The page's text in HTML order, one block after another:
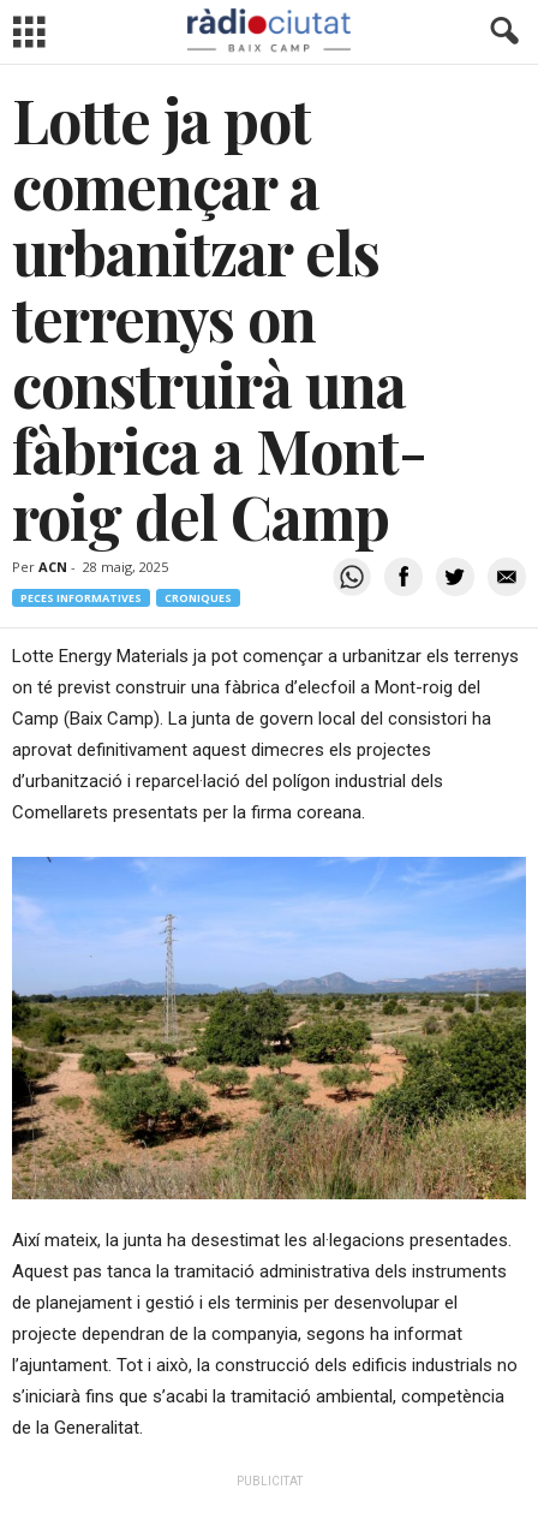
Lotte ja pot
començar a
urbanitzar els
terrenys on
construirà una
fàbrica a Mont-
roig del Camp
Per ACN - 28 maig, 2025
PECES INFORMATIVES CRONIQUES
Lotte Energy Materials ja pot començar a urbanitzar els terrenys
on té previst construir una fàbrica d’elecfoil a Mont-roig del
Camp (Baix Camp). La junta de govern local del consistori ha
aprovat definitivament aquest dimecres els projectes
d’urbanització i reparcel·lació del polígon industrial dels
Comellarets presentats per la firma coreana.
Així mateix, la junta ha desestimat les al·legacions presentades.
Aquest pas tanca la tramitació administrativa dels instruments
de planejament i gestió i els terminis per desenvolupar el
projecte dependran de la companyia, segons ha informat
l’ajuntament. Tot i això, la construcció dels edificis industrials no
s’iniciarà fins que s’acabi la tramitació ambiental, competència
de la Generalitat.
PUBLICITAT